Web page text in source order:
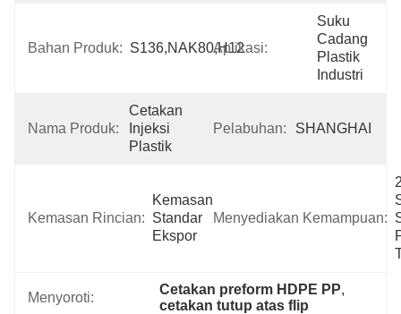
Bahan Produk: S136,NAK80,H12
Aplikasi:
Suku
Cadang
Plastik
Industri
Nama Produk:
Cetakan
Injeksi
Plastik
Pelabuhan: SHANGHAI
Kemasan Rincian:
Kemasan
Standar
Ekspor
Menyediakan Kemampuan:
Menyoroti:
Cetakan preform HDPE PP,
cetakan tutup atas flip